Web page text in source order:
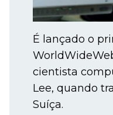
É lançado o
cientista
Lee, quando
Suíça.